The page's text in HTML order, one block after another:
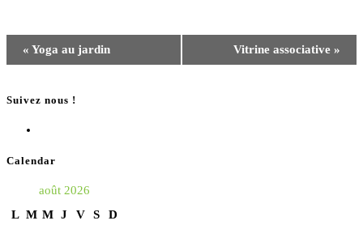
Navigation
Évènement
« Yoga au jardin Vitrine associative »
Suivez nous !
nouvel
onglet
Calendar
août 2026
L M M J V S
D